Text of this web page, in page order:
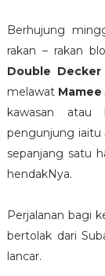
Berhujung
rakan – rakan
Double Decker
melawat
kawasan
pengunjung iaitu
sepanjang satu
hendakNya.
Perjalanan bagi
bertolak dari
lancar.